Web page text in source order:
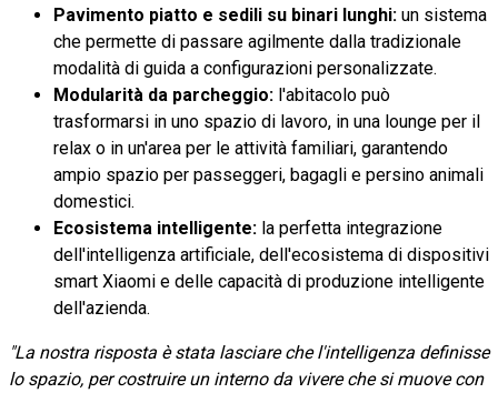
Pavimento piatto e sedili su binari lunghi: un sistema
che permette di passare agilmente dalla tradizionale
modalità di guida a configurazioni personalizzate.
Modularità da parcheggio: l'abitacolo può
trasformarsi in uno spazio di lavoro, in una lounge per il
relax o in un'area per le attività familiari, garantendo
ampio spazio per passeggeri, bagagli e persino animali
domestici.
Ecosistema intelligente: la perfetta integrazione
dell'intelligenza artificiale, dell'ecosistema di dispositivi
smart Xiaomi e delle capacità di produzione intelligente
dell'azienda.
"La nostra risposta è stata lasciare che l'intelligenza definisse
lo spazio, per costruire un interno da vivere che si muove con